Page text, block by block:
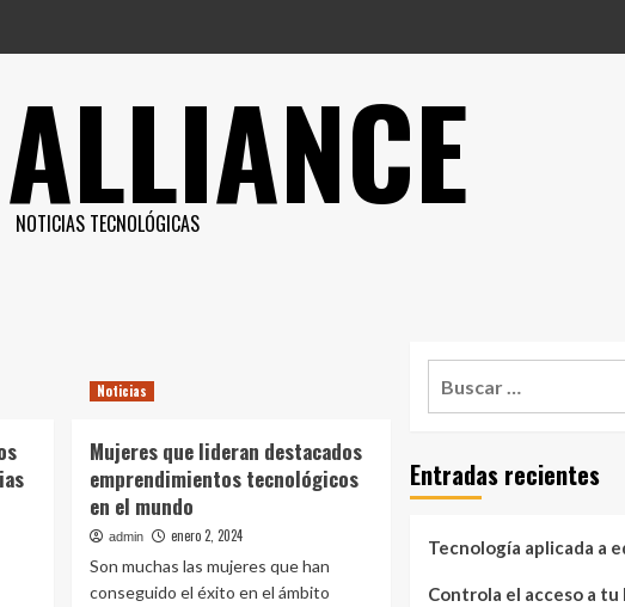
NOTICIAS TECNOLÓGICAS
Noticias
Mujeres que lideran destacados
emprendimientos tecnológicos
en el mundo
admin enero 2, 2024
Son muchas las mujeres que han
conseguido el éxito en el ámbito
Entradas recientes
Tecnología aplicada a
Controla el acceso a tu